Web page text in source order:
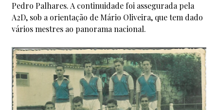
Pedro Palhares. A continuidade foi assegurada pela
A2D, sob a orientação de Mário Oliveira, que tem dado
vários mestres ao panorama nacional.